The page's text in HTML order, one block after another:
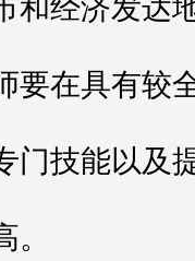
和经济发达
要在具有较
门技能以及